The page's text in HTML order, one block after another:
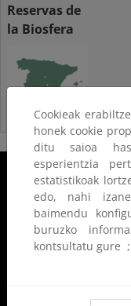
Reservas de
la Biosfera
Cookieak
honek cookie
ditu saioa
esperientzia
estatistikoak
edo, nahi
baimendu
buruzko
kontsultatu gure ;